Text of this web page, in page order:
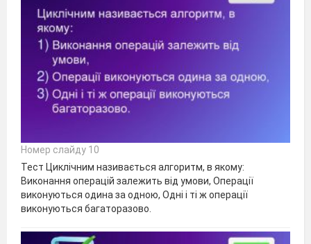
Номер слайду 10
Тест Циклічним називається алгоритм, в якому:
Виконання операцій залежить від умови, Операції
виконуються одина за одною, Одні і ті ж операції
виконуються багаторазово.